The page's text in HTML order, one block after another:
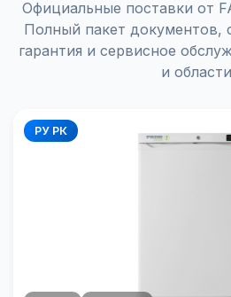
Официальные поставки от
Полный пакет документов,
гарантия и сервисное
и
РУ РК